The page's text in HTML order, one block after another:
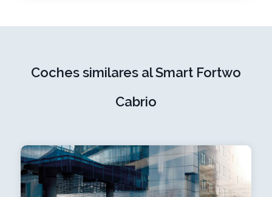
Coches similares al Smart Fortwo
Cabrio